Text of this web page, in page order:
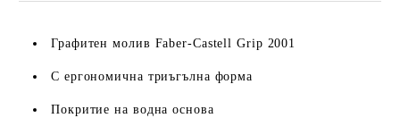
Графитен молив Faber-Castell Grip 2001
С ергономична триъгълна форма
Покритие на водна основа